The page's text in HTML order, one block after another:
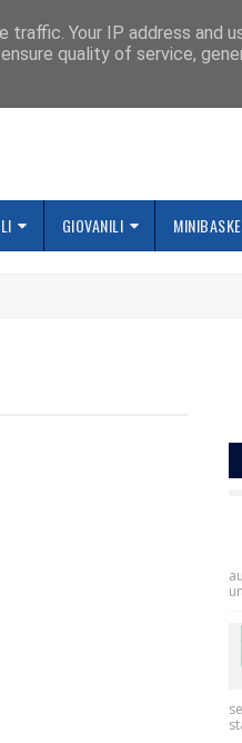
GIOVANILI
Your IP address and
quality of service,